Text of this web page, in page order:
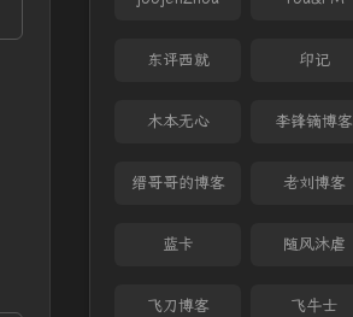
东评西就 印记
木本无心 李锋镝博客
缙哥哥的博客 老刘博客
蓝卡 随风沐虐
飞刀博客 飞牛士